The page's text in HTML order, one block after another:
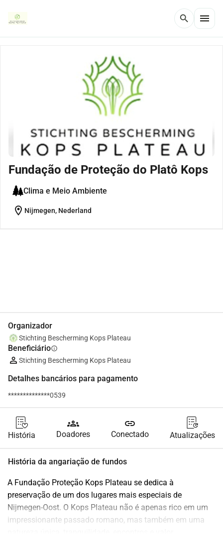
search menu
Fundação de Proteção do Platô Kops
Clima e Meio Ambiente
location_on Nijmegen, Nederland
Organizador
Stichting Bescherming Kops Plateau
Beneficiárioinfo
Stichting Bescherming Kops Plateau
Detalhes bancários para pagamento
**************0539
História
groups
Doadores
link
Conectado Atualizações
História da angariação de fundos
A Fundação Proteção Kops Plateau se dedica à
preservação de um dos lugares mais especiais de
Nijmegen-Oost. O Kops Plateau não é apenas rico em um
impressionante passado romano, mas também em uma